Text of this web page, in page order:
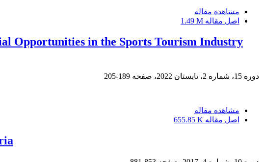
مشاهده مقاله
اصل مقاله 1.49 M
Opportunities in the Sports Tourism Industry
دوره 15، شماره 2، تابستان 2022، صفحه 189-205
مشاهده مقاله
اصل مقاله 655.85 K